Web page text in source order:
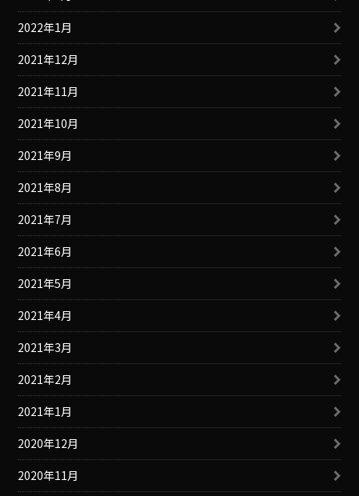
2022年1月
2021年12月
2021年11月
2021年10月
2021年9月
2021年8月
2021年7月
2021年6月
2021年5月
2021年4月
2021年3月
2021年2月
2021年1月
2020年12月
2020年11月